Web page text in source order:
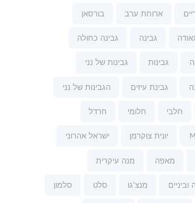
ארוחת ערב בורסאן
גבינה גבינה כחולה
גבינות גבינות של נני
גבינת עיזים הגבינות של נני
חלבי חלומי חרדל
יונית צוקרמן ישראל אהרוני
מאפה מנה עיקרית
מנצ'גו סלט סלמון